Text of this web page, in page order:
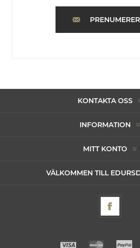
KONTAKTA OSS
INFORMATION
MITT KONTO
VÄLKOMMEN TILL